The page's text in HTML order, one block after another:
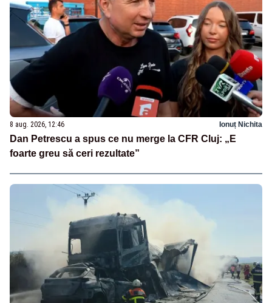
8 aug. 2026, 12:46 Ionuț Nichita
Dan Petrescu a spus ce nu merge la CFR Cluj: „E
foarte greu să ceri rezultate”